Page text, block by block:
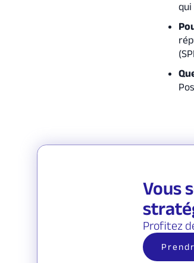
qui
Vous
Profitez